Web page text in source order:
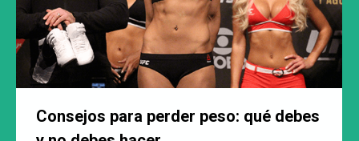
Consejos para perder peso: qué debes